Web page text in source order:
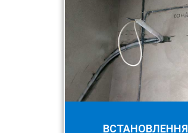
ВСТАНОВЛЕННЯ